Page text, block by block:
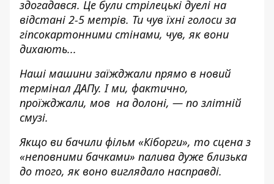
здогадався. Це були стрілецькі дуелі на
відстані 2-5 метрів. Ти чув їхні голоси за
гіпсокартонними стінами, чув, як вони
дихають...
Наші машини заїжджали прямо в новий
термінал ДАПу. І ми, фактично,
проїжджали, мов на долоні, — по злітній
смузі.
Якщо ви бачили фільм «Кіборги», то сцена з
«неповними бачками» палива дуже близька
до того, як воно виглядало насправді.